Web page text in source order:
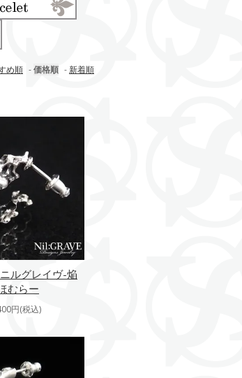
め順 -価格順 -新着順
ルグレイヴ-焔
むらー
円(税込)